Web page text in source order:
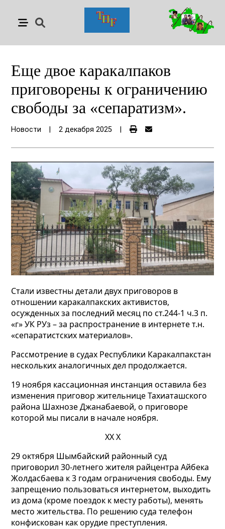
Еще двое каракалпаков
приговорены к ограничению
свободы за «сепаратизм».
Новости 2 декабря 2025
Стали известны детали двух приговоров в
отношении каракалпакских активистов,
осужденных за последний месяц по ст.244-1 ч.3 п.
«г» УК РУз – за распространение в интернете т.н.
«сепаратистских материалов».
Рассмотрение в судах Республики Каракалпакстан
нескольких аналогичных дел продолжается.
19 ноября кассационная инстанция оставила без
изменения приговор жительнице Тахиаташского
района Шахнозе Джанабаевой, о приговоре
которой мы писали в начале ноября.
ХХ Х
29 октября Шымбайский районный суд
приговорил 30-летнего жителя райцентра Айбека
Жолдасбаева к 3 годам ограничения свободы. Ему
запрещенио пользоваться интернетом, выходить
из дома (кроме поездок к месту работы), менять
место жительства. По решению суда телефон
конфискован как орудие преступления.